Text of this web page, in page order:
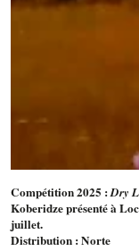
Compétition 2025 :Dry
Koberidze présenté à
juillet.
Distribution : Norte